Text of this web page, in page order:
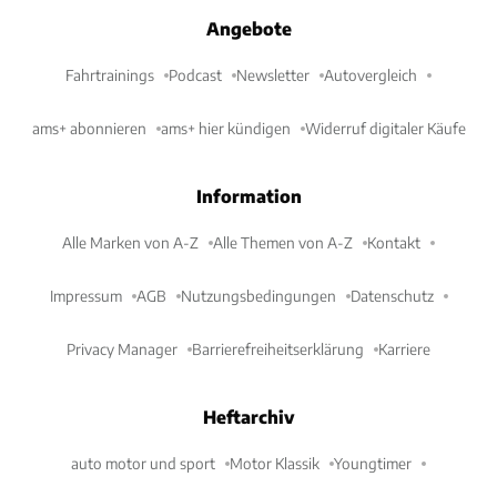
Angebote
Fahrtrainings Podcast Newsletter Autovergleich
ams+ abonnieren ams+ hier kündigen Widerruf digitaler Käufe
Information
Alle Marken von A-Z Alle Themen von A-Z Kontakt
Impressum AGB Nutzungsbedingungen Datenschutz
Privacy Manager Barrierefreiheitserklärung Karriere
Heftarchiv
auto motor und sport Motor Klassik Youngtimer